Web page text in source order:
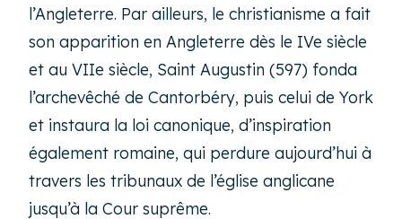
l’Angleterre. Par ailleurs, le christianisme a fait
son apparition en Angleterre dès le IVe siècle
et au VIIe siècle, Saint Augustin (597) fonda
l’archevêché de Cantorbéry, puis celui de York
et instaura la loi canonique, d’inspiration
également romaine, qui perdure aujourd’hui à
travers les tribunaux de l’église anglicane
jusqu’à la Cour suprême.